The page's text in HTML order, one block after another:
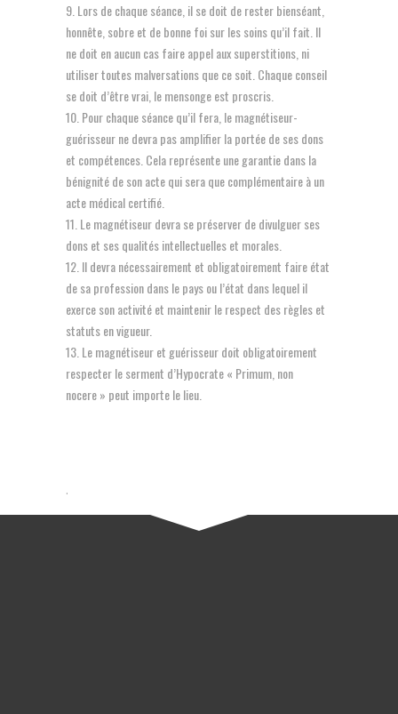
Lors de chaque séance, il se doit de rester bienséant,
honnête, sobre et de bonne foi sur les soins qu’il fait. Il
ne doit en aucun cas faire appel aux superstitions, ni
utiliser toutes malversations que ce soit. Chaque conseil
se doit d’être vrai, le mensonge est proscris.
Pour chaque séance qu’il fera, le magnétiseur-
guérisseur ne devra pas amplifier la portée de ses dons
et compétences. Cela représente une garantie dans la
bénignité de son acte qui sera que complémentaire à un
acte médical certifié.
Le magnétiseur devra se préserver de divulguer ses
dons et ses qualités intellectuelles et morales.
Il devra nécessairement et obligatoirement faire état
de sa profession dans le pays ou l’état dans lequel il
exerce son activité et maintenir le respect des règles et
statuts en vigueur.
Le magnétiseur et guérisseur doit obligatoirement
respecter le serment d’Hypocrate « Primum, non
nocere » peut importe le lieu.
.